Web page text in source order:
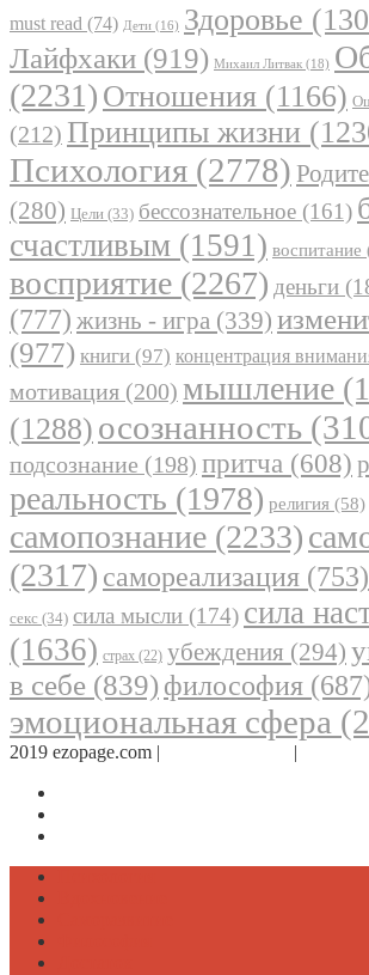
must read (74) Дети (16) Здоровье
Лайфхаки (919) Михаил Литвак (18)
(2231) Отношения (1166)
(212) Принципы жизни
Психология (2778)
(280) Цели (33) бессознательное (161)
счастливым (1591) воспитание
восприятие (2267) деньги
(777) жизнь - игра (339)
(977) книги (97) концентрация
мотивация (200) мышление
(1288) осознанность
подсознание (198) притча (608)
реальность (1978) религия (58)
самопознание (2233)
(2317) самореализация (753)
секс (34) сила мысли (174) сила
(1636) страх (22) убеждения (294)
в себе (839) философия
эмоциональная сфера
2019 ezopage.com | |